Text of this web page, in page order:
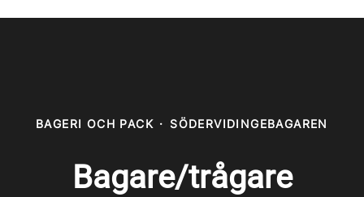
BAGERI OCH PACK · SÖDERVIDINGEBAGAREN
Bagare/trågare